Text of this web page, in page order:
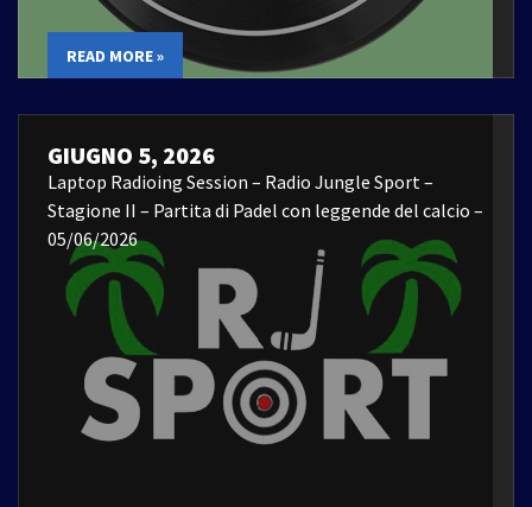
READ MORE »
GIUGNO 5, 2026
Laptop Radioing Session – Radio Jungle Sport –
Stagione II – Partita di Padel con leggende del calcio –
05/06/2026